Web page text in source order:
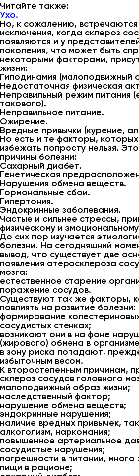
Читайте также:
Ухо.
Но, к сожалению,
исключения, когда склероз
появляются и у
поколения, что может быть
некоторыми факторами,
жизни:
Гиподинамия (малоподвижный
Недостаточная физическая
Неправильный режим питания
такового).
Неправильное питание.
Ожирение.
Вредные привычки (курение,
Но есть и те факторы,
избежать попросту нельзя.
причины болезни:
Сахарный диабет.
Генетическая
Нарушения обмена веществ.
Гормональные сбои.
Гипертония.
Эндокринные заболевания.
Частые и сильнее стрессы,
физическому и
До сих пор изучается
болезни. На сегодняшний
вывод, что существует две
появления атеросклероза
мозга:
естественное старение
поражение сосудов.
Существуют так же факторы,
повлиять на развитие болезни:
формирование
сосудистых стенках;
возникают они в на фоне
(жирового) обмена в
в зону риска попадают,
избыточным весом.
К второстепенным причинам,
склероз сосудов головного
малоподвижный образ жизни;
наследственный фактор;
нарушение обмена веществ;
эндокринные нарушения;
наличие вредных привычек,
алкоголизм, наркомания;
повышенное артериальное
сосудистые нарушения;
погрешности в питании,
пищи в рационе;